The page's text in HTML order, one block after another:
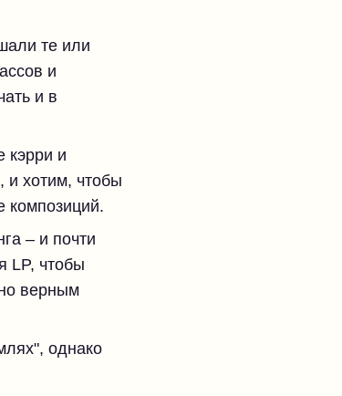
те или
и
и в
кэрри и
и хотим, чтобы
композиций.
– и почти
LP, чтобы
верным
однако